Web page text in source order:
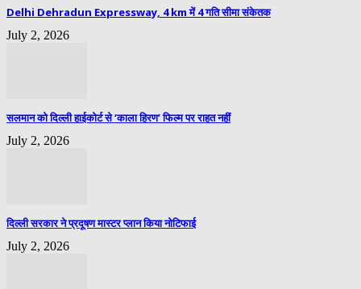
Delhi Dehradun Expressway, 4 km में 4 गति सीमा संकेतक
July 2, 2026
सलमान को दिल्ली हाईकोर्ट से ‘काला हिरण’ फिल्म पर राहत नहीं
July 2, 2026
दिल्ली सरकार ने प्रदूषण मास्टर प्लान किया नोटिफाई
July 2, 2026